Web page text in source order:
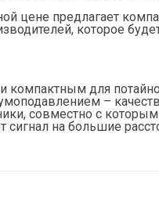
цене предлагает
которое
для
–
совместно с
на большие